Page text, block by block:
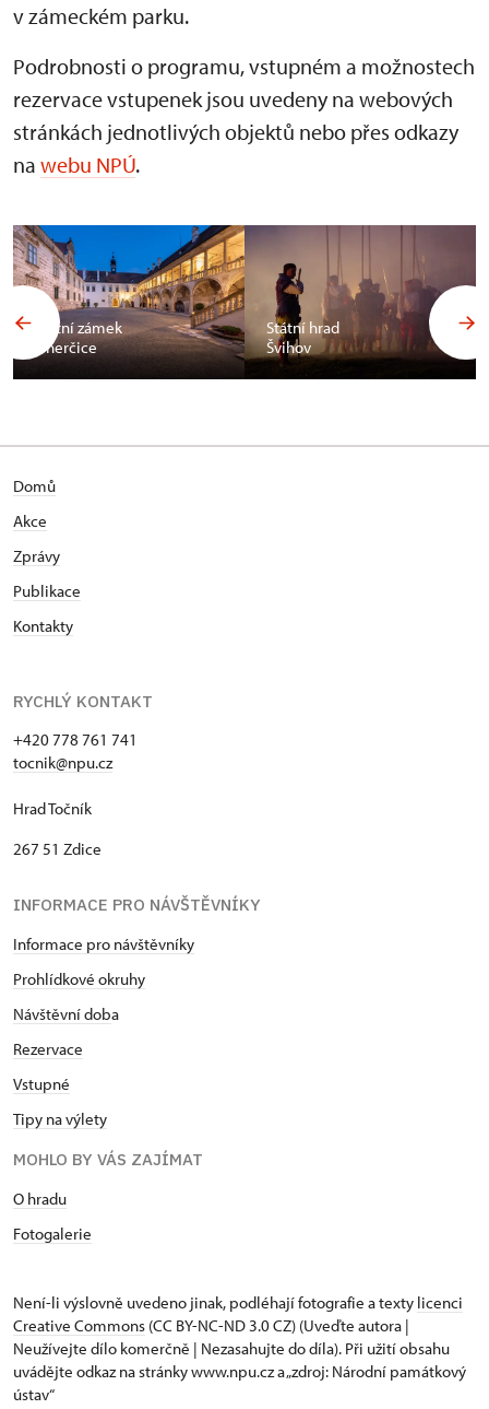
v zámeckém parku.
Podrobnosti o programu, vstupném a možnostech
rezervace vstupenek jsou uvedeny na webových
stránkách jednotlivých objektů nebo přes odkazy
na webu NPÚ.
Státní zámek
Uherčice
Státní hrad
Švihov
Domů
Akce
Zprávy
Publikace
Kontakty
RYCHLÝ KONTAKT
+420 778 761 741
tocnik@npu.cz
Hrad Točník
267 51 Zdice
INFORMACE PRO NÁVŠTĚVNÍKY
Informace pro návštěvníky
Prohlídkové okruhy
Návštěvní doba
Rezervace
Vstupné
Tipy na výlety
MOHLO BY VÁS ZAJÍMAT
O hradu
Fotogalerie
Není-li výslovně uvedeno jinak, podléhají fotografie a texty licenci
Creative Commons (CC BY-NC-ND 3.0 CZ) (Uveďte autora |
Neužívejte dílo komerčně | Nezasahujte do díla). Při užití obsahu
uvádějte odkaz na stránky www.npu.cz a „zdroj: Národní památkový
ústav“